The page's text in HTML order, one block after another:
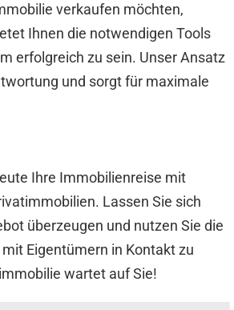
verkaufen möchten,
Ihnen die notwendigen Tools
erfolgreich zu sein. Unser Ansatz
und sorgt für maximale
Ihre Immobilienreise mit
Lassen Sie sich
überzeugen und nutzen Sie die
Eigentümern in Kontakt zu
wartet auf Sie!